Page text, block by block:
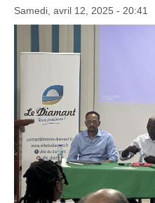
Samedi, avril 12, 2025 - 20:41